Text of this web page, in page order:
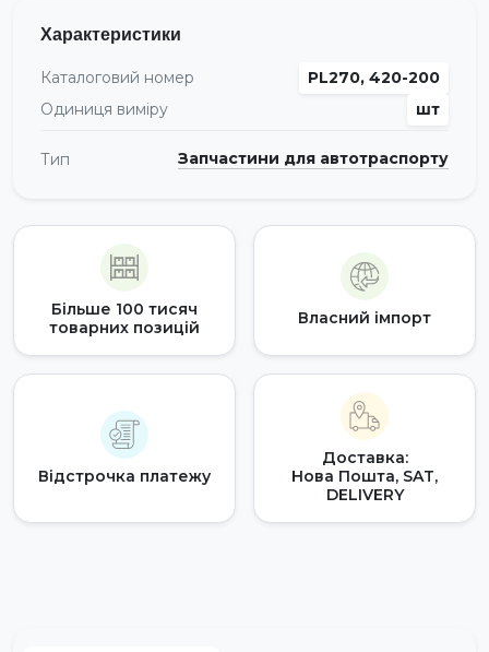
Характеристики
Каталоговий номер
PL270, 420-200
Одиниця виміру
шт
Тип Запчастини для автотраспорту
Більше 100 тисяч
товарних позицій
Власний імпорт
Відстрочка платежу
Доставка:
Нова Пошта, SAT,
DELIVERY